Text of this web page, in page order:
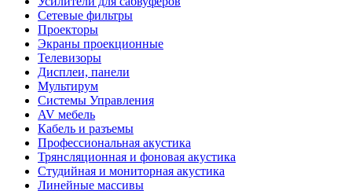
Сетевые фильтры
Проекторы
Экраны проекционные
Телевизоры
Дисплеи, панели
Мультирум
Системы Управления
AV мебель
Кабель и разъемы
Профессиональная акустика
Трянсляционная и фоновая акустика
Студийная и мониторная акустика
Линейные массивы